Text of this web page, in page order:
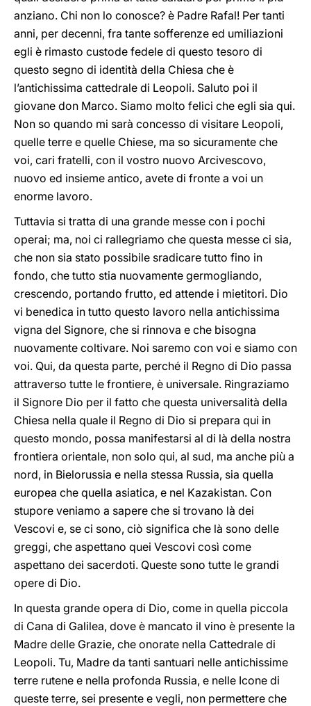
anziano. Chi non lo conosce? è Padre Rafal! Per tanti
anni, per decenni, fra tante sofferenze ed umiliazioni
egli è rimasto custode fedele di questo tesoro di
questo segno di identità della Chiesa che è
l’antichissima cattedrale di Leopoli. Saluto poi il
giovane don Marco. Siamo molto felici che egli sia qui.
Non so quando mi sarà concesso di visitare Leopoli,
quelle terre e quelle Chiese, ma so sicuramente che
voi, cari fratelli, con il vostro nuovo Arcivescovo,
nuovo ed insieme antico, avete di fronte a voi un
enorme lavoro.
Tuttavia si tratta di una grande messe con i pochi
operai; ma, noi ci rallegriamo che questa messe ci sia,
che non sia stato possibile sradicare tutto fino in
fondo, che tutto stia nuovamente germogliando,
crescendo, portando frutto, ed attende i mietitori. Dio
vi benedica in tutto questo lavoro nella antichissima
vigna del Signore, che si rinnova e che bisogna
nuovamente coltivare. Noi saremo con voi e siamo con
voi. Qui, da questa parte, perché il Regno di Dio passa
attraverso tutte le frontiere, è universale. Ringraziamo
il Signore Dio per il fatto che questa universalità della
Chiesa nella quale il Regno di Dio si prepara qui in
questo mondo, possa manifestarsi al di là della nostra
frontiera orientale, non solo qui, al sud, ma anche più a
nord, in Bielorussia e nella stessa Russia, sia quella
europea che quella asiatica, e nel Kazakistan. Con
stupore veniamo a sapere che si trovano là dei
Vescovi e, se ci sono, ciò significa che là sono delle
greggi, che aspettano quei Vescovi così come
aspettano dei sacerdoti. Queste sono tutte le grandi
opere di Dio.
In questa grande opera di Dio, come in quella piccola
di Cana di Galilea, dove è mancato il vino è presente la
Madre delle Grazie, che onorate nella Cattedrale di
Leopoli. Tu, Madre da tanti santuari nelle antichissime
terre rutene e nella profonda Russia, e nelle Icone di
queste terre, sei presente e vegli, non permettere che